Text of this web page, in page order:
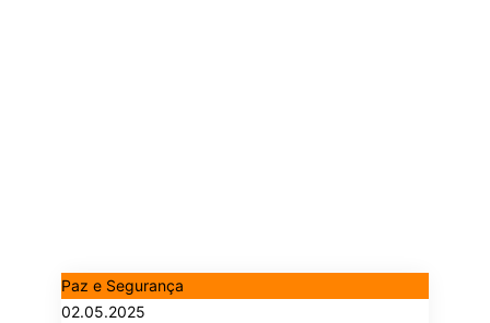
Paz e Segurança
02.05.2025